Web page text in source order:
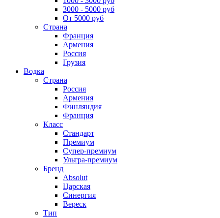
3000 - 5000 руб
От 5000 руб
Страна
Франция
Армения
Россия
Грузия
Водка
Страна
Россия
Армения
Финляндия
Франция
Класс
Стандарт
Премиум
Супер-премиум
Ультра-премиум
Бренд
Absolut
Царская
Синергия
Вереск
Тип